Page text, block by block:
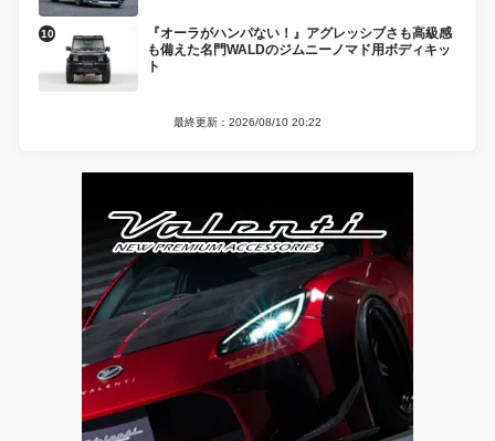
『オーラがハンパない！』アグレッシブさも高級感
も備えた名門WALDのジムニーノマド用ボディキッ
ト
最終更新：2026/08/10 20:22